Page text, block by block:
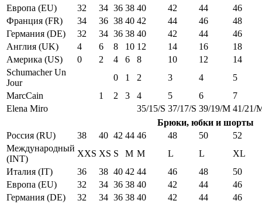
Европа (EU)
32 34 36 38 40 42 44
46
Франция (FR)
34 36 38 40 42 44 46
48
Германия (DE)
32 34 36 38 40 42 44
46
Англия (UK)
4 6 8 10 12 14 16
18
Америка (US)
0 2 4 6 8 10 12
14
Schumacher Un
Jour
0 1 2 3 4
5
MarcCain
1 2 3 4 5 6
7
Elena Miro
35/15/S 37/17/S 39/19/M 41/21/
Брюки, юбки и шорты
Россия (RU)
38 40 42 44 46 48 50
52
Международный
(INT)
XXS XS S M M L L
XL
Италия (IT)
36 38 40 42 44 46 48
50
Европа (EU)
32 34 36 38 40 42 44
46
Германия (DE)
32 34 36 38 40 42 44
46